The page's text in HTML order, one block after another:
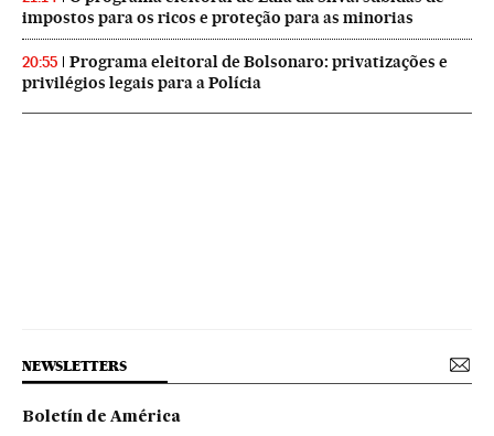
impostos para os ricos e proteção para as minorias
20:55
Programa eleitoral de Bolsonaro: privatizações e
privilégios legais para a Polícia
NEWSLETTERS
Boletín de América